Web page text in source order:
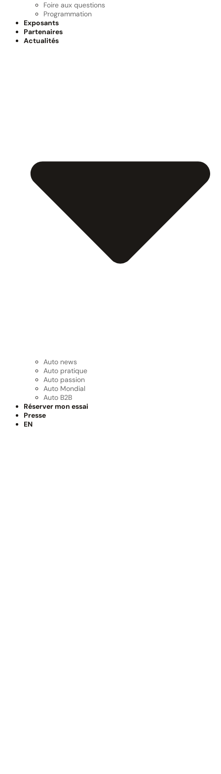
Foire aux questions
Programmation
Exposants
Partenaires
Actualités
Auto news
Auto pratique
Auto passion
Auto Mondial
Auto B2B
Réserver mon essai
Presse
EN